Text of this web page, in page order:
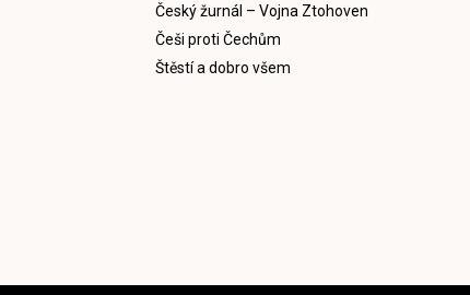
Český žurnál – Vojna Ztohoven
Češi proti Čechům
Štěstí a dobro všem